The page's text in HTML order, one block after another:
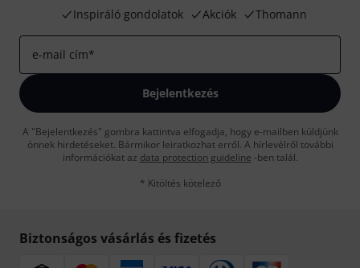
Inspiráló gondolatok
Akciók Thomann
e-mail cím*
Bejelentkezés
A "Bejelentkezés" gombra kattintva elfogadja, hogy e-mailben küldjünk
önnek hirdetéseket. Bármikor leiratkozhat erről. A hírlevélről további
információkat az data protection guideline -ben talál.
* Kitöltés kötelező
Biztonságos vásárlás és fizetés